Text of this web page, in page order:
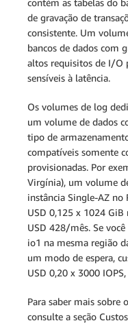
de
contém as tabelas do
de gravação de
consistente. Um
bancos de dados com
altos requisitos de I/O
sensíveis à latência.
Os volumes de log
um volume de dados
tipo de
compatíveis somente
provisionadas. Por
Virgínia), um volume
instância Single-AZ no
USD 0,125 x 1024 GiB
USD 428/mês. Se
io1 na mesma região
um modo de espera,
USD 0,20 x 3000
Para saber mais sobre
consulte a seção